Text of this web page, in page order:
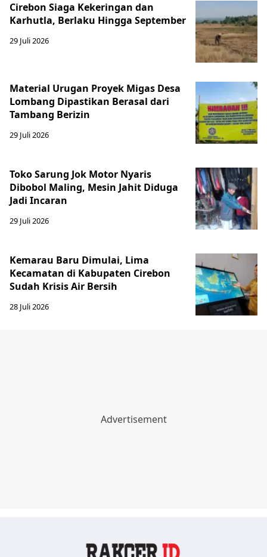
Cirebon Siaga Kekeringan dan
Karhutla, Berlaku Hingga September
29 Juli 2026
Material Urugan Proyek Migas Desa
Lombang Dipastikan Berasal dari
Tambang Berizin
29 Juli 2026
Toko Sarung Jok Motor Nyaris
Dibobol Maling, Mesin Jahit Diduga
Jadi Incaran
29 Juli 2026
Kemarau Baru Dimulai, Lima
Kecamatan di Kabupaten Cirebon
Sudah Krisis Air Bersih
28 Juli 2026